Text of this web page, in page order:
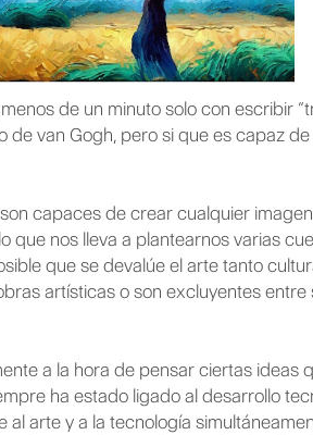
de un minuto solo con escribir
de van Gogh, pero si que es capaz
capaces de crear cualquier
nos lleva a plantearnos varias
que se devalúe el arte tanto
artísticas o son excluyentes entre
a la hora de pensar ciertas ideas
ha estado ligado al desarrollo
arte y a la tecnología